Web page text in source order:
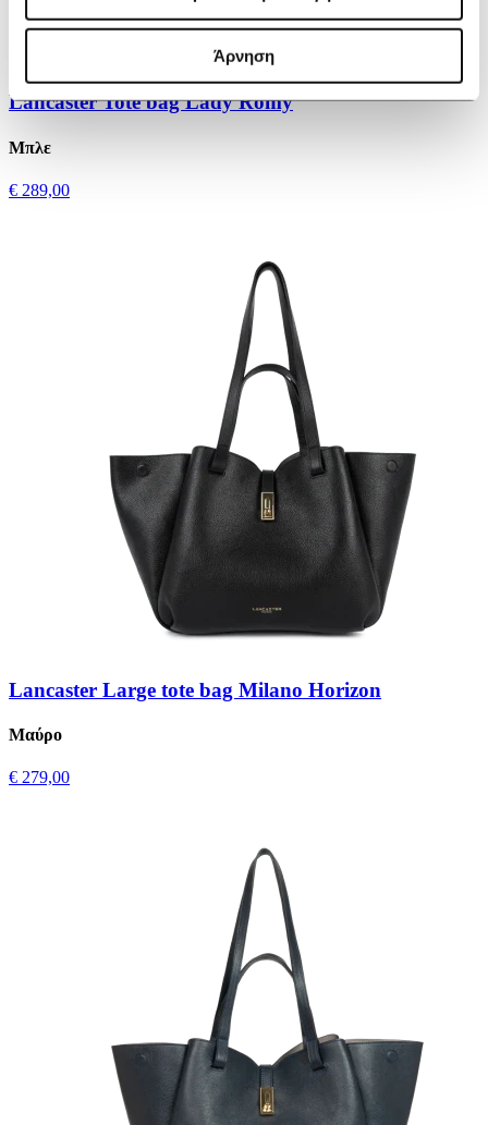
Άρνηση
Lancaster Tote bag Lady Romy
Μπλε
€ 289,00
Lancaster Large tote bag Milano Horizon
Μαύρο
€ 279,00